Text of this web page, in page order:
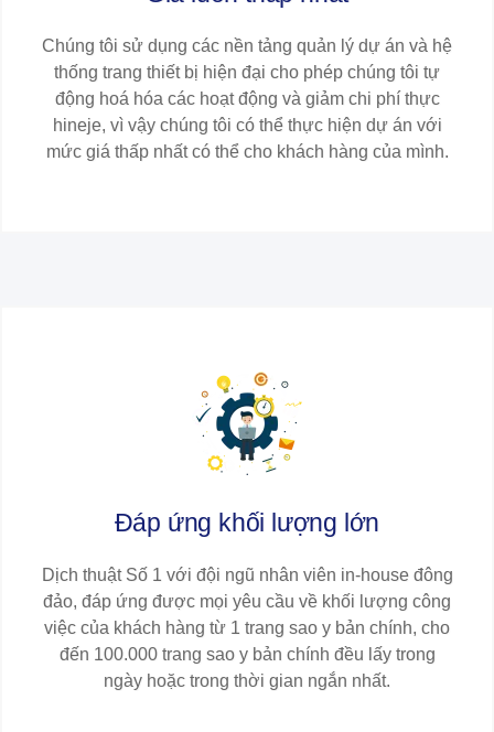
Chúng tôi sử dụng các nền tảng quản lý dự án và hệ
thống trang thiết bị hiện đại cho phép chúng tôi tự
động hoá hóa các hoạt động và giảm chi phí thực
hineje, vì vậy chúng tôi có thể thực hiện dự án với
mức giá thấp nhất có thể cho khách hàng của mình.​
Đáp ứng khối lượng lớn​​
Dịch thuật Số 1 với đội ngũ nhân viên in-house đông
đảo, đáp ứng được mọi yêu cầu về khối lượng công
việc của khách hàng từ 1 trang sao y bản chính, cho
đến 100.000 trang sao y bản chính đều lấy trong
ngày hoặc trong thời gian ngắn nhất.